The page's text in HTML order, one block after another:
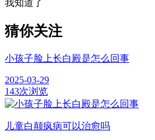
我知道了
猜你关注
小孩子脸上长白殿是怎么回事
2025-03-29
143次浏览
儿童白颠疯病可以治愈吗